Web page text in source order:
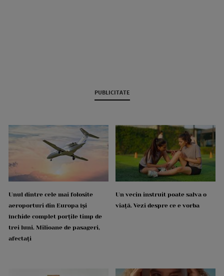
PUBLICITATE
Unul dintre cele mai folosite
aeroporturi din Europa își
închide complet porțile timp de
trei luni. Milioane de pasageri,
afectați
Un vecin instruit poate salva o
viață. Vezi despre ce e vorba